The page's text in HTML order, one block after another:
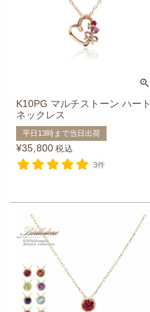
K10PG マルチストーン ハート
ネックレス
平日13時まで当日出荷
¥35,800 税込
3件